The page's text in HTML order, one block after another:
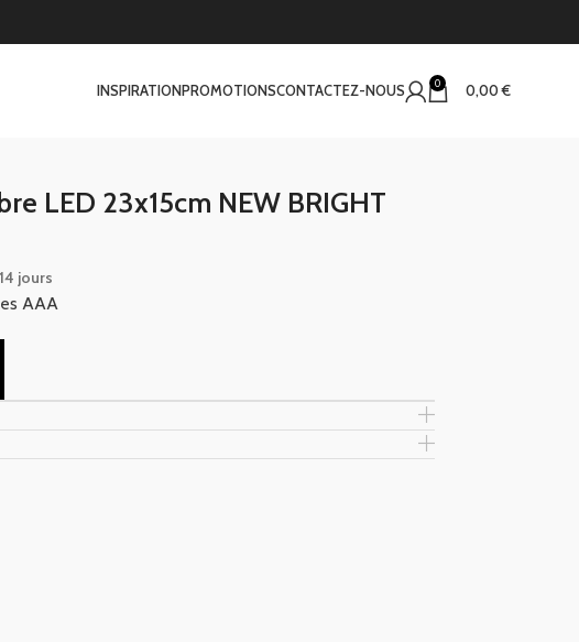
INSPIRATIONPROMOTIONSCONTACTEZ-NOUS 0 0,00€
LED 23x15cm NEW BRIGHT
jours
AAA